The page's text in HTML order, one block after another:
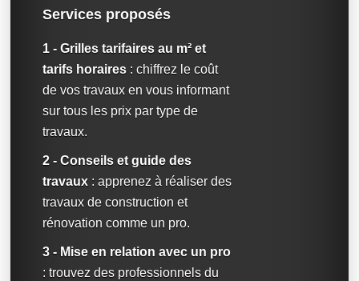
Services proposés
1 - Grilles tarifaires au m² et
tarifs horaires : chiffrez le coût
de vos travaux en vous informant
sur tous les prix par type de
travaux.
2 - Conseils et guide des
travaux : apprenez à réaliser des
travaux de construction et
rénovation comme un pro.
3 - Mise en relation avec un pro
: trouvez des professionnels du